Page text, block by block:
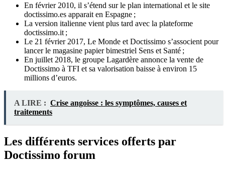
En février 2010, il s’étend sur le plan international et le site
doctissimo.es apparait en Espagne ;
La version italienne vient plus tard avec la plateforme
doctissimo.it ;
Le 21 février 2017, Le Monde et Doctissimo s’associent pour
lancer le magasine papier bimestriel Sens et Santé ;
En juillet 2018, le groupe Lagardère annonce la vente de
Doctissimo à TFI et sa valorisation baisse à environ 15
millions d’euros.
A LIRE : Crise angoisse : les symptômes, causes et
traitements
Les différents services offerts par
Doctissimo forum